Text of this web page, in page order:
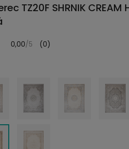
TZ20F SHRNIK CREAM
0,00/5 (0)